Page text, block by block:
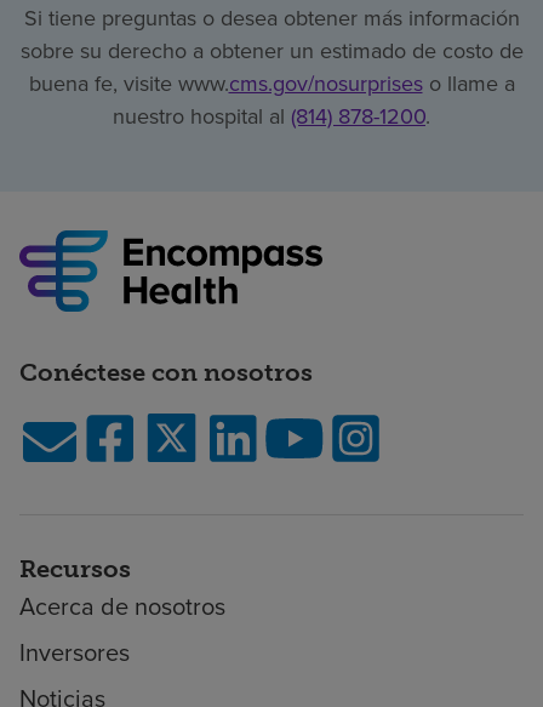
Si tiene preguntas o desea obtener más información
sobre su derecho a obtener un estimado de costo de
buena fe, visite www.cms.gov/nosurpriseso llame a
nuestro hospital al (814) 878-1200.
Conéctese con nosotros
Recursos
Acerca de nosotros
Inversores
Noticias